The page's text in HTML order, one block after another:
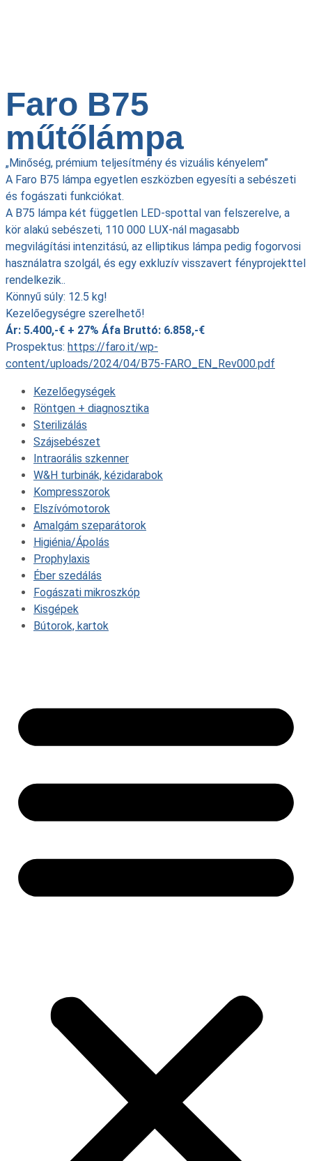
Faro B75
műtőlámpa
„Minőség, prémium teljesítmény és vizuális kényelem”
A Faro B75 lámpa egyetlen eszközben egyesíti a sebészeti
és fogászati ​​funkciókat.
A B75 lámpa két független LED-spottal van felszerelve, a
kör alakú sebészeti, 110 000 LUX-nál magasabb
megvilágítási intenzitású, az elliptikus lámpa pedig fogorvosi
használatra szolgál, és egy exkluzív visszavert fényprojekttel
rendelkezik..
Könnyű súly: 12.5 kg!
Kezelőegységre szerelhető!
Ár: 5.400,-€ + 27% Áfa Bruttó: 6.858,-€
Prospektus: https://faro.it/wp-
content/uploads/2024/04/B75-FARO_EN_Rev000.pdf
Kezelőegységek
Röntgen + diagnosztika
Sterilizálás
Szájsebészet
Intraorális szkenner
W&H turbinák, kézidarabok
Kompresszorok
Elszívómotorok
Amalgám szeparátorok
Higiénia/Ápolás
Prophylaxis
Éber szedálás
Fogászati mikroszkóp
Kisgépek
Bútorok, kartok